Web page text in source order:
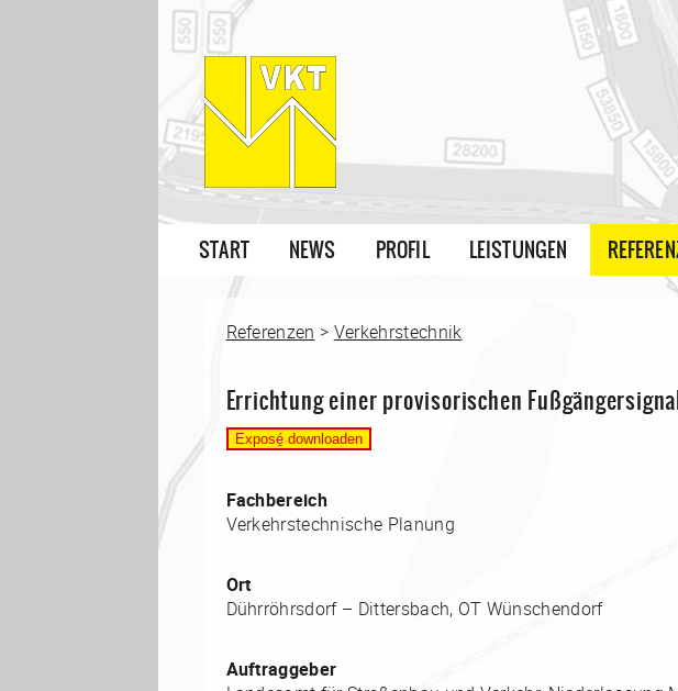
START NEWS PROFIL LEISTUNGEN
Referenzen > Verkehrstechnik
Errichtung einer provisorischen
Fachbereich
Verkehrstechnische Planung
Ort
Dührröhrsdorf – Dittersbach, OT Wünschendorf
Auftraggeber